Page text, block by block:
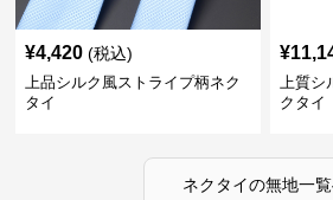
¥4,420 (税込)
上品シルク風ストライプ柄ネク
タイ
¥
上質シ
クタイ
ネクタイの無地一